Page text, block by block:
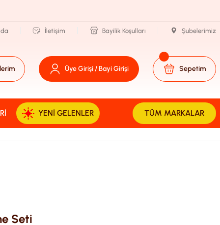
İletişim Bayilik Koşulları Şubelerimiz
Üye Girişi / Bayi Girişi Sepetim
YENI GELENLER TÜM MARKALAR
Seti